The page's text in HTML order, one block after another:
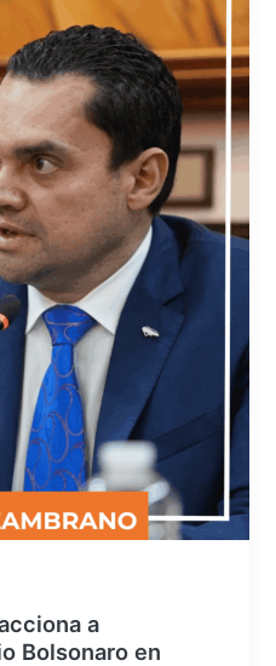
a
Bolsonaro en